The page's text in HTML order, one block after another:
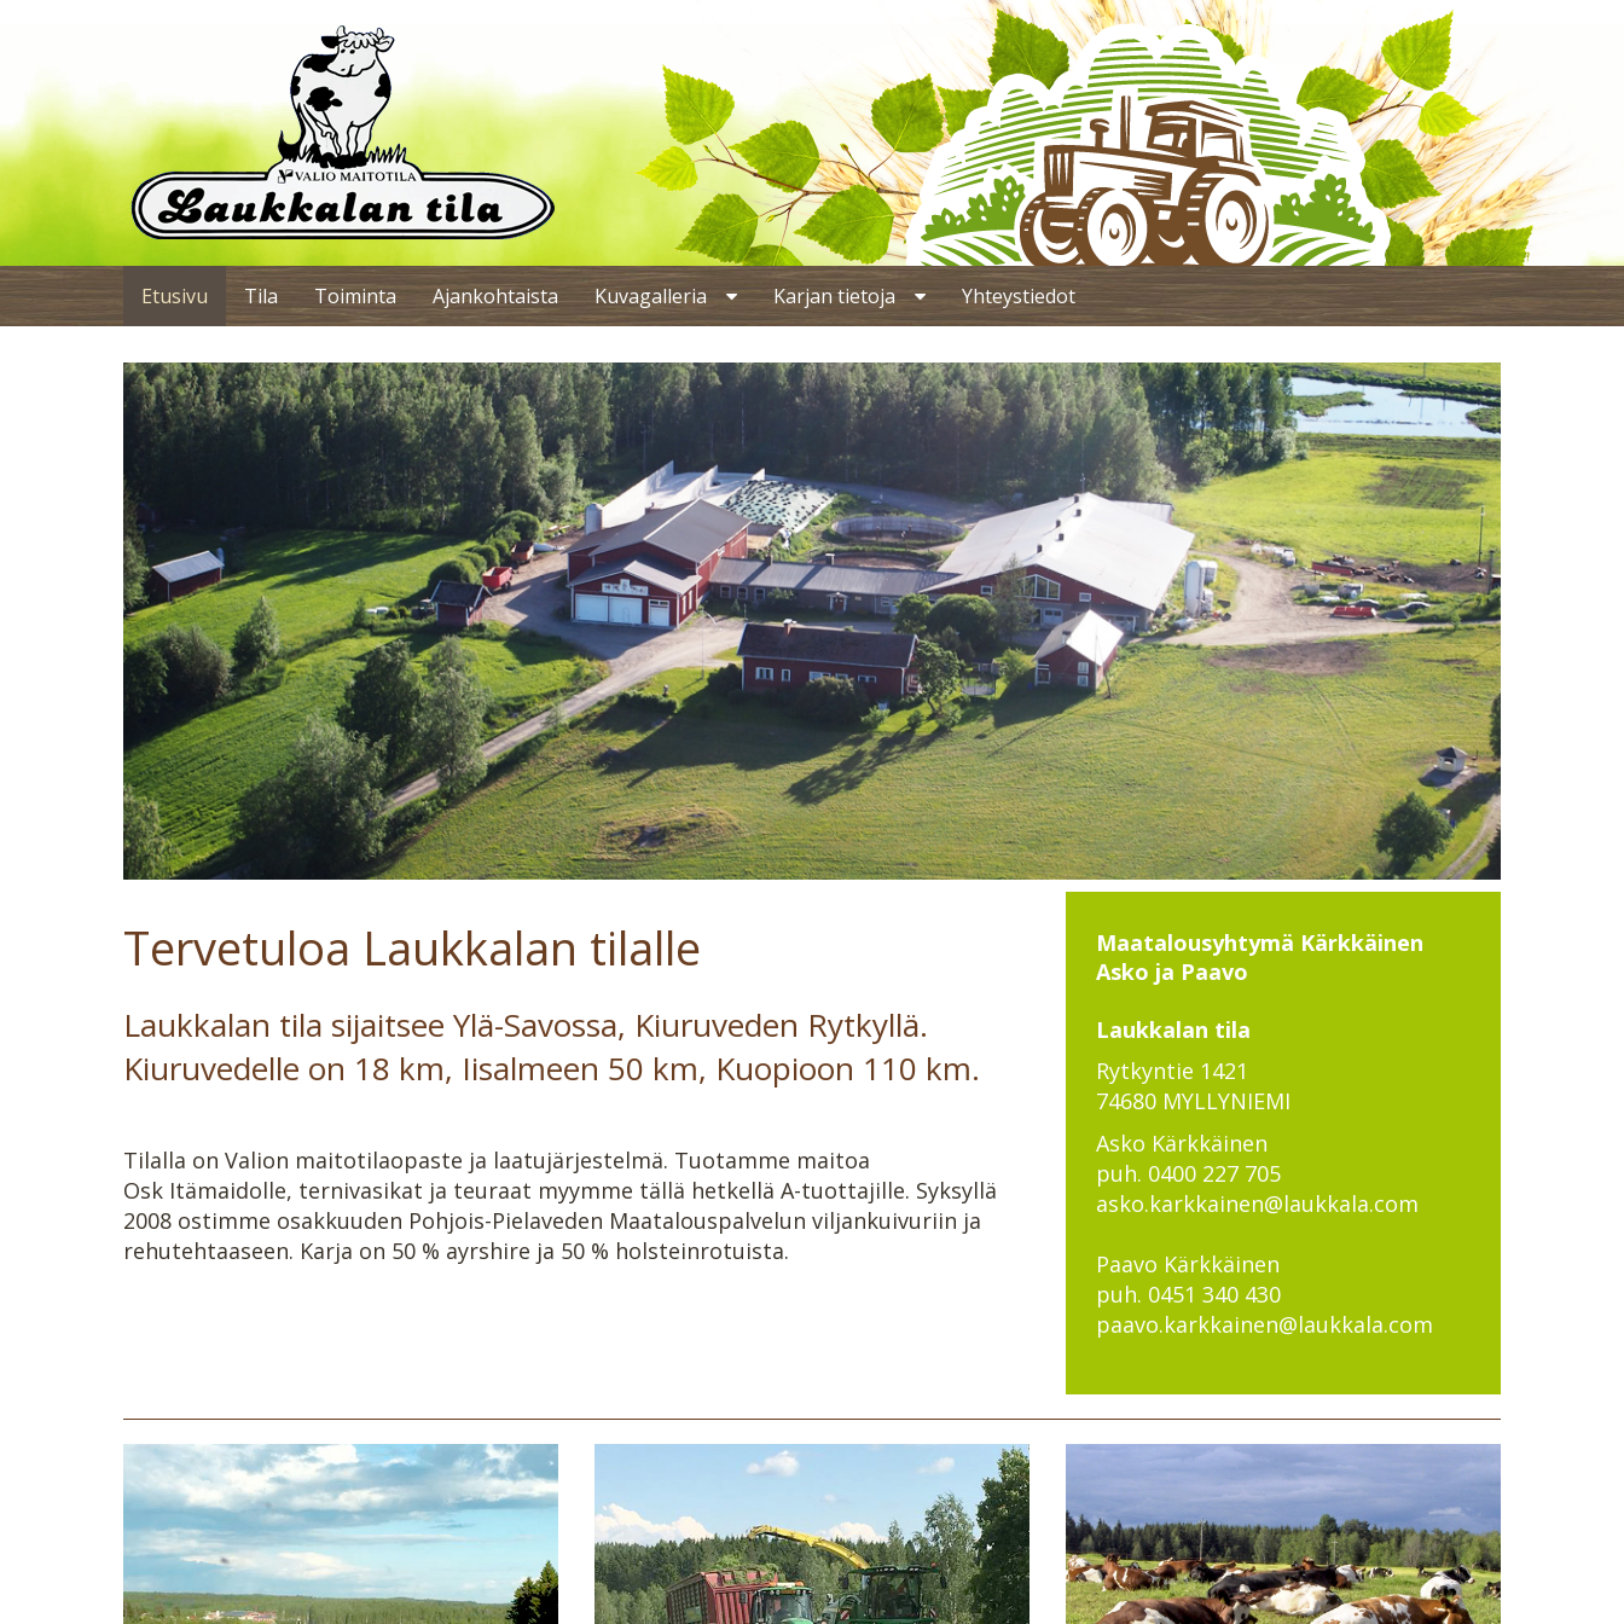
Etusivu Tila Toiminta Ajankohtaista Kuvagalleria Karjan tietoja Yhteystiedot
Tervetuloa Laukkalan tilalle
Laukkalan tila sijaitsee Ylä-Savossa, Kiuruveden Rytkyllä.
Kiuruvedelle on 18 km, Iisalmeen 50 km, Kuopioon 110 km.
Tilalla on Valion maitotilaopaste ja laatujärjestelmä. Tuotamme maitoa
Osk Itämaidolle, ternivasikat ja teuraat myymme tällä hetkellä A-tuottajille. Syksyllä
2008 ostimme osakkuuden Pohjois-Pielaveden Maatalouspalvelun viljankuivuriin ja
rehutehtaaseen. Karja on 50 % ayrshire ja 50 % holsteinrotuista.
Maatalousyhtymä Kärkkäinen
Asko ja Paavo
Laukkalan tila
Rytkyntie 1421
74680 MYLLYNIEMI
Asko Kärkkäinen
puh. 0400 227 705
asko.karkkainen@laukkala.com
Paavo Kärkkäinen
puh. 0451 340 430
paavo.karkkainen@laukkala.com